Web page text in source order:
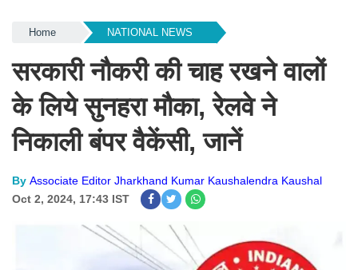
Home NATIONAL NEWS
सरकारी नौकरी की चाह रखने वालों
के लिये सुनहरा मौका, रेलवे ने
निकाली बंपर वैकेंसी, जानें
By Associate Editor Jharkhand Kumar Kaushalendra Kaushal
Oct 2, 2024, 17:43 IST